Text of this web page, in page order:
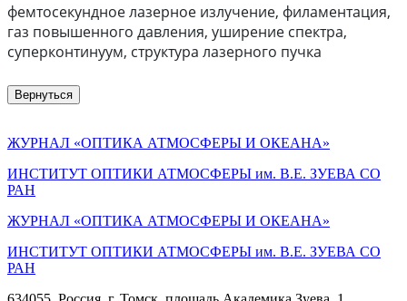
фемтосекундное лазерное излучение, филаментация,
газ повышенного давления, уширение спектра,
суперконтинуум, структура лазерного пучка
Вернуться
ЖУРНАЛ «ОПТИКА АТМОСФЕРЫ И ОКЕАНА»
ИНСТИТУТ ОПТИКИ АТМОСФЕРЫ им. В.Е. ЗУЕВА СО
РАН
ЖУРНАЛ «ОПТИКА АТМОСФЕРЫ И ОКЕАНА»
ИНСТИТУТ ОПТИКИ АТМОСФЕРЫ им. В.Е. ЗУЕВА СО
РАН